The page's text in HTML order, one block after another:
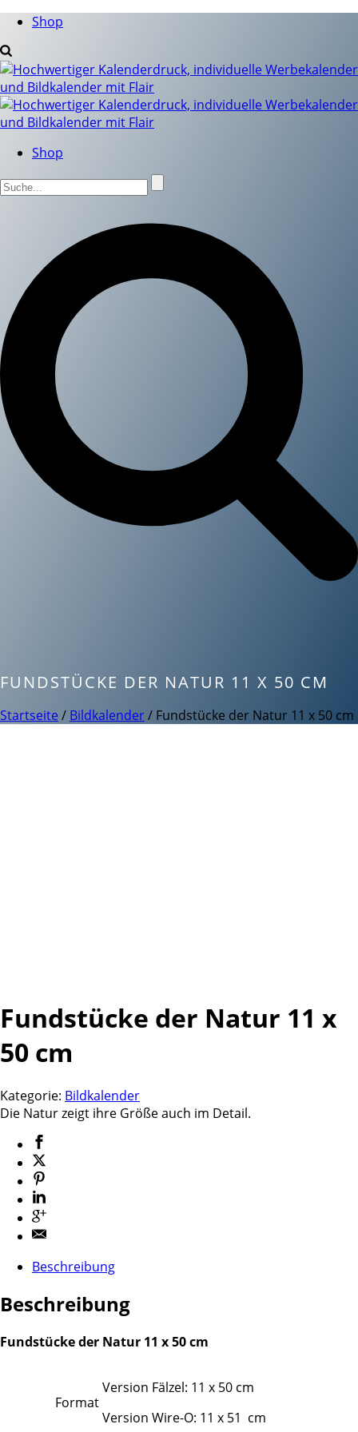
Shop
Shop
FUNDSTÜCKE DER NATUR 11 X 50 CM
Startseite / Bildkalender/ Fundstücke der Natur 11 x 50 cm
Fundstücke der Natur 11 x
50 cm
Kategorie: Bildkalender
Die Natur zeigt ihre Größe auch im Detail.
Beschreibung
Beschreibung
Fundstücke der Natur 11 x 50 cm
Format
Version Fälzel: 11 x 50 cm
Version Wire-O: 11 x 51 cm